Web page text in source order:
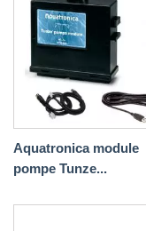
Aquatronica module
pompe Tunze...